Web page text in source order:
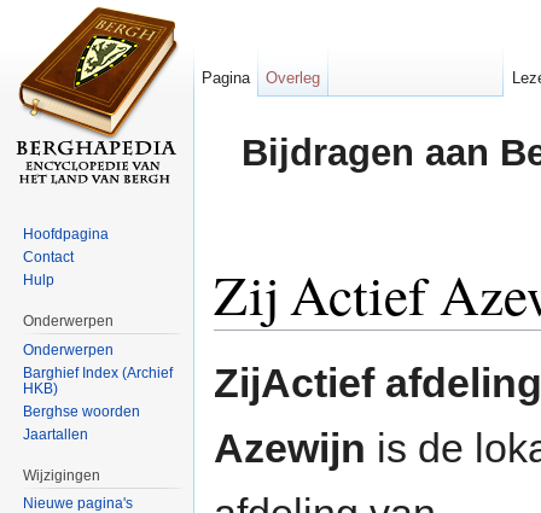
Bijdragen aan
Zij Actief
ZijActief afdeling
Azewijn is de
Pagina Overleg
Hoofdpagina
Contact
Hulp
Onderwerpen
Onderwerpen
Barghief Index (Archief
HKB)
Berghse woorden
Jaartallen
Wijzigingen
Nieuwe pagina's